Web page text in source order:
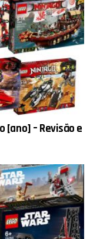
[ano] – Revisão e